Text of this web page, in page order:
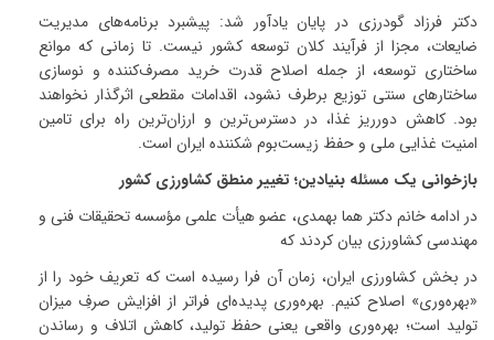
دکتر فرزاد گودرزی در پایان یادآور شد: پیشبرد برنامه‌های مدیریت
ضایعات، مجزا از فرآیند کلان توسعه کشور نیست. تا زمانی که موانع
ساختاری توسعه، از جمله اصلاح قدرت خرید مصرف‌کننده و نوسازی
ساختارهای سنتی توزیع برطرف نشود، اقدامات مقطعی اثرگذار نخواهند
بود.کاهش دورریز غذا، در دسترس‌ترین و ارزان‌ترین راه برای تامین
امنیت غذایی ملی و حفظ زیست‌بوم شکننده ایران است.
بازخوانی یک مسئله بنیادین؛ تغییر منطق کشاورزی کشور
در ادامه خانم دکتر هما بهمدی، عضو هیأت علمی مؤسسه تحقیقات فنی و
مهندسی کشاورزی بیان کردند که
در بخش کشاورزی ایران، زمان آن فرا رسیده است که تعریف خود را از
«بهره‌وری» اصلاح کنیم. بهره‌وری پدیده‌ای فراتر از افزایش صرفِ میزان
تولید است؛ بهره‌وری واقعی یعنی حفظ تولید، کاهش اتلاف و رساندن